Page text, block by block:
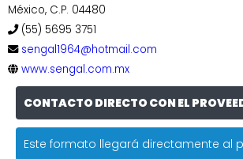
México, C.P. 04480
(55) 5695 3751
sengal1964@hotmail.com
www.sengal.com.mx
CONTACTO DIRECTO CON EL
Este formato llegará directamente al